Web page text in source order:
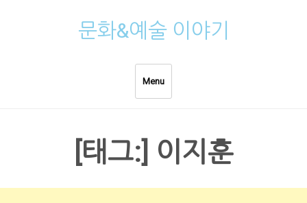
문화&예술 이야기
Menu
[태그:] 이지훈